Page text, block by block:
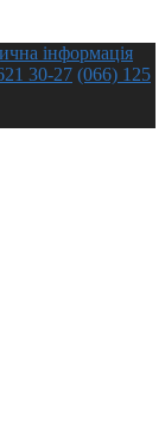
інформація
30-27 (066) 125